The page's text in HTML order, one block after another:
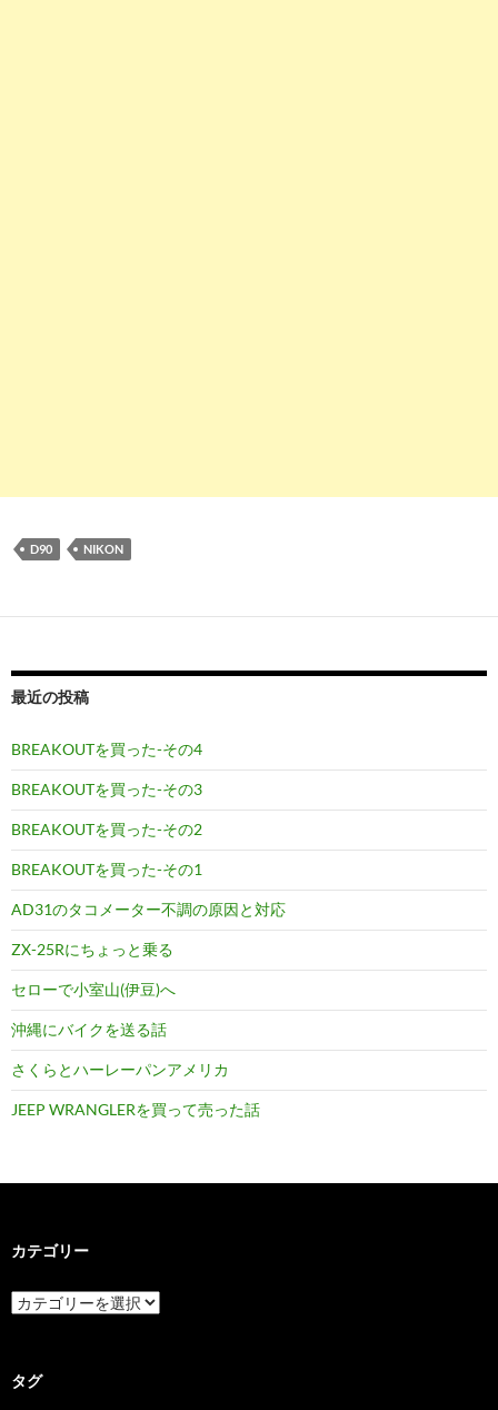
D90 NIKON
最近の投稿
BREAKOUTを買った-その4
BREAKOUTを買った-その3
BREAKOUTを買った-その2
BREAKOUTを買った-その1
AD31のタコメーター不調の原因と対応
ZX-25Rにちょっと乗る
セローで小室山(伊豆)へ
沖縄にバイクを送る話
さくらとハーレーパンアメリカ
JEEP WRANGLERを買って売った話
カテゴリー
カ
テ
ー
タグ